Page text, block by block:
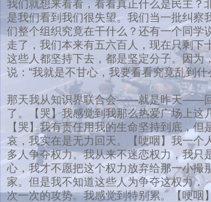
我们就想来看看，看看真正什么是民主？
是我们看到我们很失望。我们当一批纠察
们整个组织究竟在干什么？还有一个同学
走了，我们本来有五六百人，现在只剩下
这些人都坚持下去，都是坚定分子。因为
说：“我就是不甘心，我要看看究竟乱到什
那天我从知识界联合会——就是昨天——
了。【哭】我感觉到我那么热爱广场上这
【哭】我有责任用我的生命坚持到底，但
哀，我实在是无力回天。【哽咽】我一个
多人争夺权力。我从来不迷恋权力，我只
心，我才不愿把这个权力放弃给那一小撮
家。但是我不知道这些人为争夺这权力，
次一次的攻势。我感觉到特别累。【哽咽